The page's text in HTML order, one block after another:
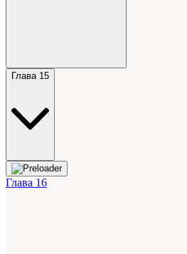
Глава 15
Глава 16